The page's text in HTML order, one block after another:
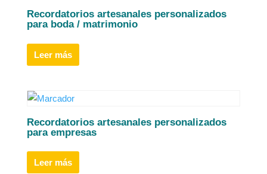
Recordatorios artesanales personalizados
para boda / matrimonio
Leer más
Recordatorios artesanales personalizados
para empresas
Leer más